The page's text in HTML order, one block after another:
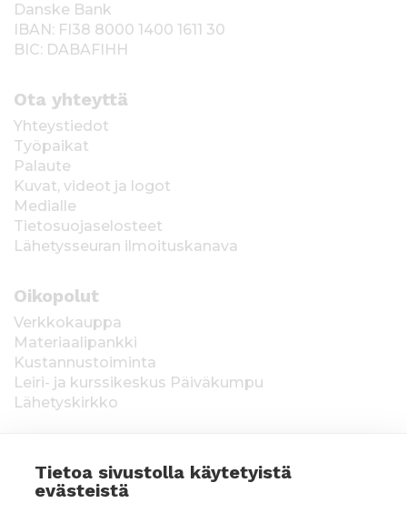
Tietoa sivustolla käytetyistä
evästeistä
Danske Bank
IBAN: FI38 8000 1400 1611 30
BIC: DABAFIHH
Ota yhteyttä
Yhteystiedot
Työpaikat
Palaute
Kuvat, videot ja logot
Medialle
Tietosuojaselosteet
Lähetysseuran ilmoituskanava
Oikopolut
Verkkokauppa
Materiaalipankki
Kustannustoiminta
Leiri- ja kurssikeskus Päiväkumpu
Lähetyskirkko